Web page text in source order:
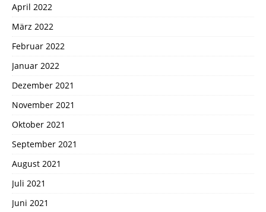
April 2022
März 2022
Februar 2022
Januar 2022
Dezember 2021
November 2021
Oktober 2021
September 2021
August 2021
Juli 2021
Juni 2021